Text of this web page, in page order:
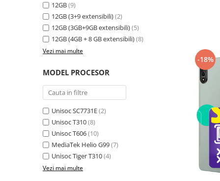
Produse resigilate
Termometre non contact
Aspiratoare robot, piese si accesorii
Piese de schimb telefoane mobile
12GB(9)
12GB (3+9 extensibili)(2)
12GB (3GB+9GB extensibili)(5)
12GB (4GB + 8 GB extensibili)(8)
Vezi mai multe
MODEL PROCESOR
Unisoc SC7731E(2)
Unisoc T310(8)
Unisoc T606(10)
MediaTek Helio G99(7)
Unisoc Tiger T310(4)
Vezi mai multe
-18%